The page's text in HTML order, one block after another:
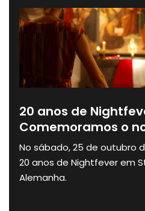
20 anos de
Comemoramos o
No sábado, 25 de outubro
20 anos de Nightfever em
Alemanha.